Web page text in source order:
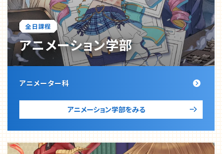
全日課程
アニメーション学部
アニメーター科
アニメーション学部をみる